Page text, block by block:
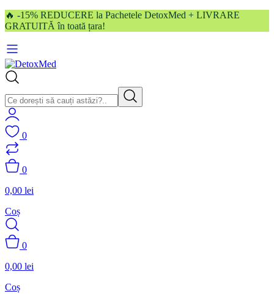
🔥 -15% REDUCERE la Pachetele DetoxMed + LIVRARE
GRATUITĂ în toată țara!
0
0
0,00 lei
Coș
0
0,00 lei
Coș